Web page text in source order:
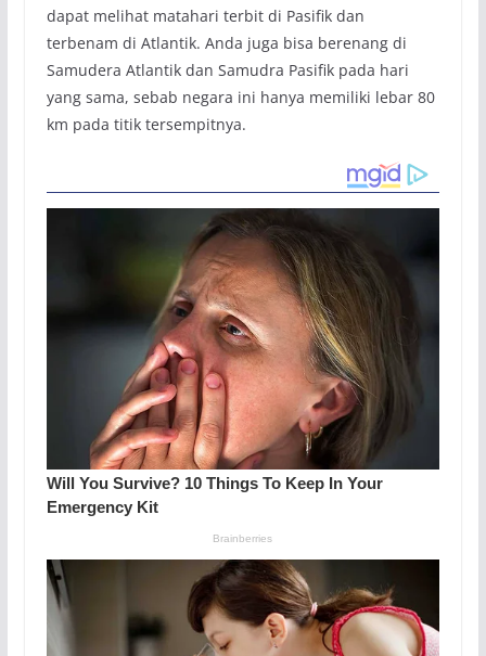
dapat melihat matahari terbit di Pasifik dan
terbenam di Atlantik. Anda juga bisa berenang di
Samudera Atlantik dan Samudra Pasifik pada hari
yang sama, sebab negara ini hanya memiliki lebar 80
km pada titik tersempitnya.